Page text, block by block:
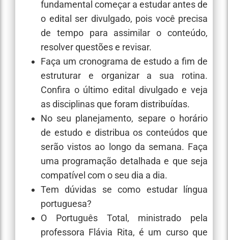
fundamental começar a estudar antes de
o edital ser divulgado, pois você precisa
de tempo para assimilar o conteúdo,
resolver questões e revisar.
Faça um cronograma de estudo a fim de
estruturar e organizar a sua rotina.
Confira o último edital divulgado e veja
as disciplinas que foram distribuídas.
No seu planejamento, separe o horário
de estudo e distribua os conteúdos que
serão vistos ao longo da semana. Faça
uma programação detalhada e que seja
compatível com o seu dia a dia.
Tem dúvidas se como estudar língua
portuguesa?
O Português Total, ministrado pela
professora Flávia Rita, é um curso que